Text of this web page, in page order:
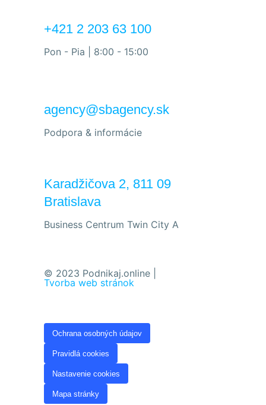
+421 2 203 63 100
Pon - Pia | 8:00 - 15:00
agency@sbagency.sk
Podpora & informácie
Karadžičova 2, 811 09
Bratislava
Business Centrum Twin City A
© 2023 Podnikaj.online |
Tvorba web stránok
Ochrana osobných údajov
Pravidlá cookies
Nastavenie cookies
Mapa stránky